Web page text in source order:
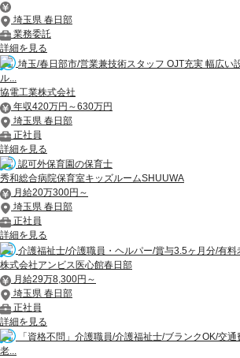
埼玉県 春日部
業務委託
詳細を見る
埼玉/春日部市/営業兼技術スタッフ OJT充実 幅広い
ル...
協電工業株式会社
年収420万円～630万円
埼玉県 春日部
正社員
詳細を見る
認可外保育園の保育士
秀和総合病院保育室キッズルームSHUUWA
月給20万300円～
埼玉県 春日部
正社員
詳細を見る
介護福祉士/介護職員・ヘルパー/賞与3.5ヶ月分/有
株式会社アンビス医心館春日部
月給29万8,300円～
埼玉県 春日部
正社員
詳細を見る
「資格不問」介護職員/介護福祉士/ブランクOK/交
老...